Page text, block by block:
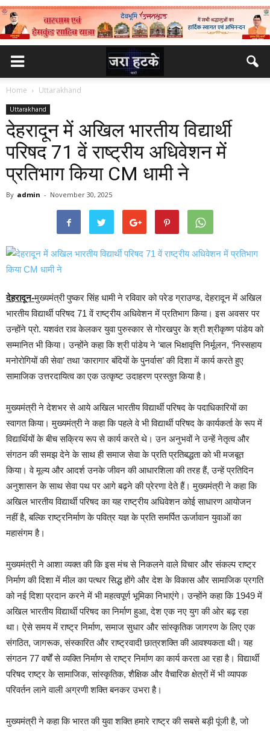
Home Uttarakhand
Uttarakhand
देहरादून में अखिल भारतीय विद्यार्थी
परिषद 71 वें राष्ट्रीय अधिवेशन में
प्रतिभाग किया CM धामी ने
By admin - November 30, 2025
देहरादून-मुख्यमंत्री पुष्कर सिंह धामी ने रविवार को परेड ग्राउण्ड, देहरादून में अखिल
भारतीय विद्यार्थी परिषद 71 वें राष्ट्रीय अधिवेशन में प्रतिभाग किया। इस अवसर पर
उन्होंने प्रो. यशवंत राव केलकर युवा पुरुस्कार से गोरखपुर के श्री श्रीकृष्ण पांडेय को
सम्मानित भी किया। उन्होंने कहा कि श्री पांडेय ने ‘बाल भिक्षावृत्ति निर्मूलन, ‘निस्सहाय
मनोरोगियों की सेवा’ तथा ‘कारागार बंदियों के पुनर्वास’ की दिशा में कार्य करते हुए
सामाजिक उत्तरदायित्व का एक उत्कृष्ट उदाहरण प्रस्तुत किया है।
मुख्यमंत्री ने देशभर से आये अखिल भारतीय विद्यार्थी परिषद के पदाधिकारियों का
स्वागत किया। मुख्यमंत्री ने कहा कि पहले वे भी विद्यार्थी परिषद के कार्यकर्ता के रूप में
विद्यार्थियों के बीच सक्रिय रूप से कार्य करते थे। उन अनुभवों ने उन्हें नेतृत्व और
संगठन की समझ देने के साथ ही समाज सेवा के प्रति प्रतिबद्धता को भी मजबूत
किया। वे मूल्य और आदर्श उनके जीवन की आधारशिला की तरह हैं, उन्हें प्रतिदिन
अनुशासन के साथ सेवा पथ पर आगे बढ़ने की प्रेरणा देते हैं। मुख्यमंत्री ने कहा कि
अखिल भारतीय विद्यार्थी परिषद का यह राष्ट्रीय अधिवेशन कोई साधारण आयोजन
नहीं है, बल्कि राष्ट्रनिर्माण के पवित्र यज्ञ के प्रति समर्पित ऊर्जावान युवाओं का
महासंगम है।
मुख्यमंत्री ने आशा व्यक्त की कि इस मंच से निकलने वाले विचार और संकल्प राष्ट्र
निर्माण की दिशा में मील का पत्थर सिद्ध होंगे और देश के विकास और सामाजिक प्रगति
को नई दिशा प्रदान करने में भी महत्वपूर्ण भूमिका निभाएंगे। उन्होंने कहा कि 1949 में
अखिल भारतीय विद्यार्थी परिषद का निर्माण हुआ, देश एक नए युग की ओर बढ़ रहा
था। ऐसे समय में राष्ट्र निर्माण, समाज सुधार और सांस्कृतिक जागरण के लिए एक
संगठित, जागरूक, संस्कारित और राष्ट्रवादी छात्रशक्ति की आवश्यकता थी। यह
संगठन 77 वर्षों से व्यक्ति निर्माण से राष्ट्र निर्माण का कार्य करता आ रहा है। विद्यार्थी
परिषद राष्ट्र के सामाजिक, सांस्कृतिक, शैक्षिक और वैचारिक क्षेत्रों में भी व्यापक
परिवर्तन लाने वाली अग्रणी शक्ति बनकर उभरा है।
मुख्यमंत्री ने कहा कि भारत की युवा शक्ति हमारे राष्ट्र की सबसे बड़ी पूंजी है, जो